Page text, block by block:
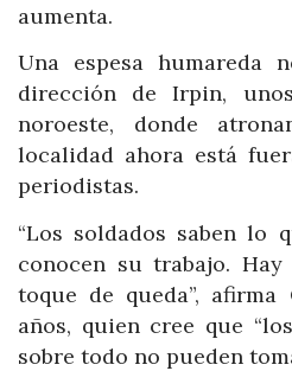
aumenta.
Una espesa humareda
dirección de Irpin,
noroeste, donde
localidad ahora está
periodistas.
“Los soldados saben lo
conocen su trabajo.
toque de queda”,
años, quien cree que
sobre todo no pueden